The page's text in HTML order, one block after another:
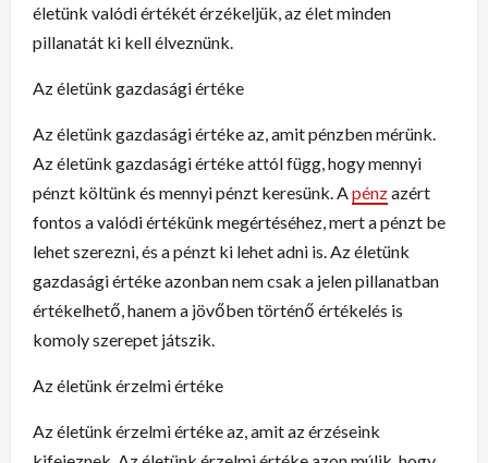
életünk valódi értékét érzékeljük, az élet minden
pillanatát ki kell élveznünk.
Az életünk gazdasági értéke
Az életünk gazdasági értéke az, amit pénzben mérünk.
Az életünk gazdasági értéke attól függ, hogy mennyi
pénzt költünk és mennyi pénzt keresünk. A pénzazért
fontos a valódi értékünk megértéséhez, mert a pénzt be
lehet szerezni, és a pénzt ki lehet adni is. Az életünk
gazdasági értéke azonban nem csak a jelen pillanatban
értékelhető, hanem a jövőben történő értékelés is
komoly szerepet játszik.
Az életünk érzelmi értéke
Az életünk érzelmi értéke az, amit az érzéseink